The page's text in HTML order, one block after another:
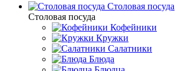
Столовая посуда
Столовая посуда
Кофейники
Кружки
Салатники
Блюда